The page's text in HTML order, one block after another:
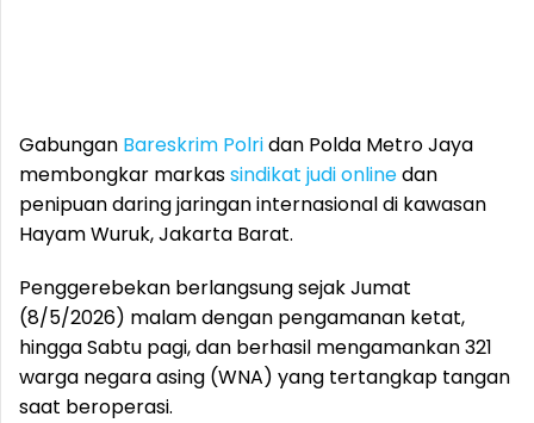
Gabungan Bareskrim Polridan Polda Metro Jaya
membongkar markassindikat judi onlinedan
penipuan daring jaringan internasional di kawasan
Hayam Wuruk, Jakarta Barat.
Penggerebekan berlangsung sejak Jumat
(8/5/2026) malam dengan pengamanan ketat,
hingga Sabtu pagi, dan berhasil mengamankan 321
warga negara asing (WNA) yang tertangkap tangan
saat beroperasi.